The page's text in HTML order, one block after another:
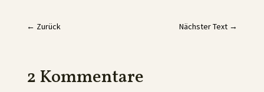
← Zurück Nächster Text →
2 Kommentare